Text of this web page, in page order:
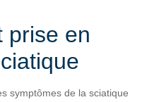
prise en
symptômes de la sciatique